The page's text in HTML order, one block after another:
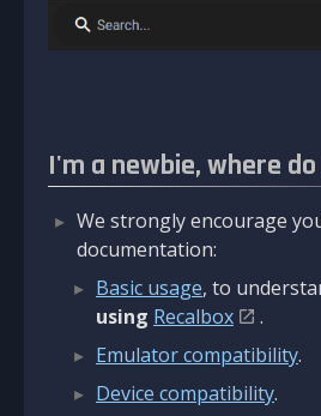
I'm a newbie, where
We strongly encourage
documentation:
Basic usage, to
using Recalbox
.
Emulator compatibility.
Device compatibility.